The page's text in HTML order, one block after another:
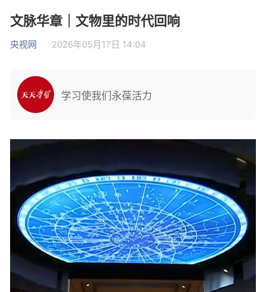
文脉华章｜文物里的时代回响
央视网 2026年05月17日 14:04
学习使我们永葆活力